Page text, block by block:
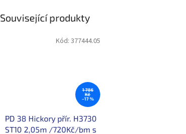
Související produkty
1 786
Kč
–17 %
PD 38 Hickory přír. H3730
ST10 2,05m /720Kč/bm s
Kód: 377444.05